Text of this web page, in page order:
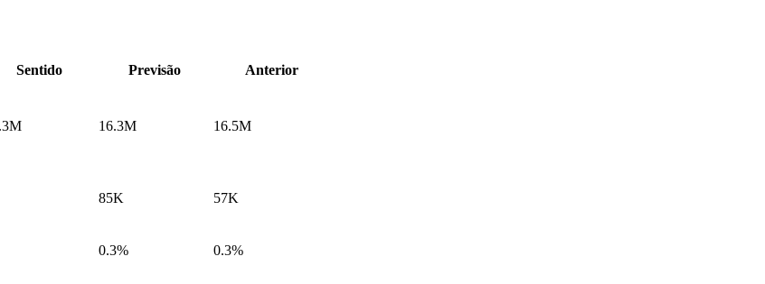
Sentido Previsão
Anterior
16.3M 16.5M
85K 57K
0.3% 0.3%